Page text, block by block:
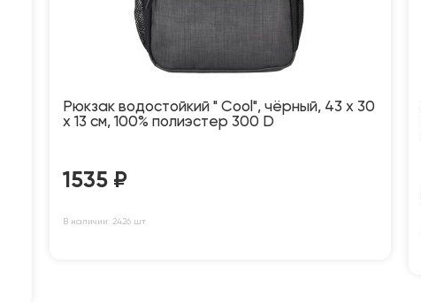
Рюкзак водостойкий " Cool", чёрный, 43 x 30
x 13 см, 100% полиэстер 300 D
1535 ₽
В наличии: 2426 шт